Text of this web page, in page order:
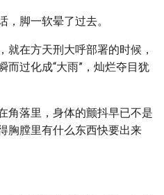
，脚一软晕了过去。
就在方天刑大呼部署的时候，
而过化成“大雨”，灿烂夺目犹
角落里，身体的颤抖早已不是
胸膛里有什么东西快要出来